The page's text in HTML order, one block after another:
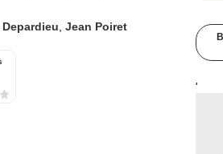
Jean Poiret
'